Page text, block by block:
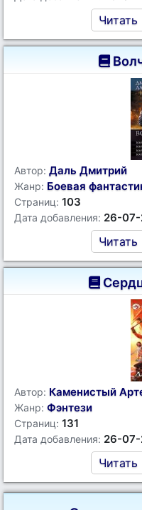
Читать
Автор: Даль Дмитрий
Жанр: Боевая
Страниц: 103
Дата добавления: 26-
Читать
Автор: Каменистый
Жанр: Фэнтези
Страниц: 131
Дата добавления: 26-
Читать